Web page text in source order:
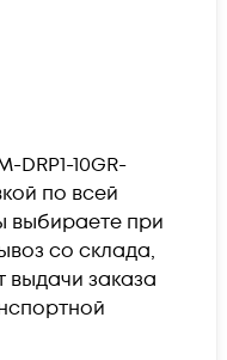
10GR-
по всей
выбираете при
со склада,
выдачи заказа